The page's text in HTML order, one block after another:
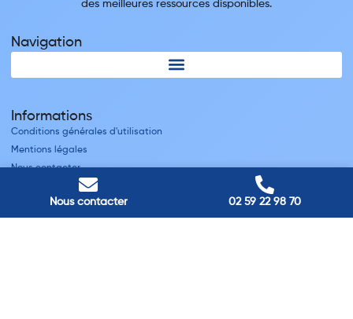
Nous contacter 02 59 22 98 70
des meilleures ressources disponibles.
Navigation
Informations
Conditions générales d'utilisation
Mentions légales
Nous contacter